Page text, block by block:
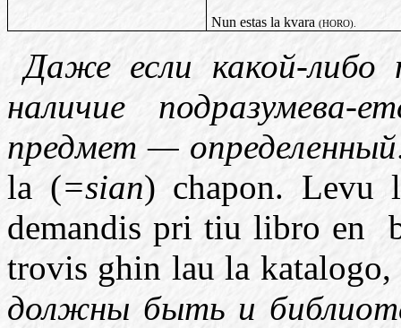
Nun estas la kvara (HORO).
Даже если какой-либо
наличие
предмет —
la (=sian) chapon. Levu
demandis pri tiu libro en
trovis ghin lau la
должны быть и